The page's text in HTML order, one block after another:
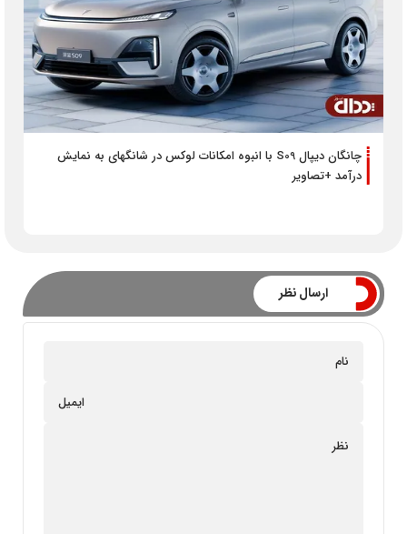
چانگان دیپال S09 با انبوه امکانات لوکس در شانگهای به نمایش
درآمد +تصاویر
ارسال نظر